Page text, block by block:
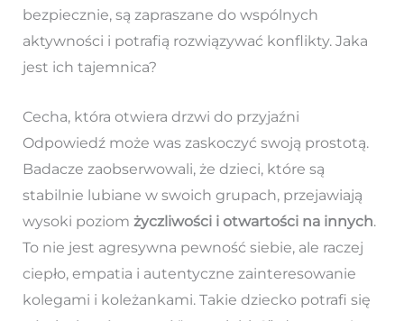
bezpiecznie, są zapraszane do wspólnych
aktywności i potrafią rozwiązywać konflikty. Jaka
jest ich tajemnica?
Cecha, która otwiera drzwi do przyjaźni
Odpowiedź może was zaskoczyć swoją prostotą.
Badacze zaobserwowali, że dzieci, które są
stabilnie lubiane w swoich grupach, przejawiają
wysoki poziom życzliwości i otwartości na innych.
To nie jest agresywna pewność siebie, ale raczej
ciepło, empatia i autentyczne zainteresowanie
kolegami i koleżankami. Takie dziecko potrafi się